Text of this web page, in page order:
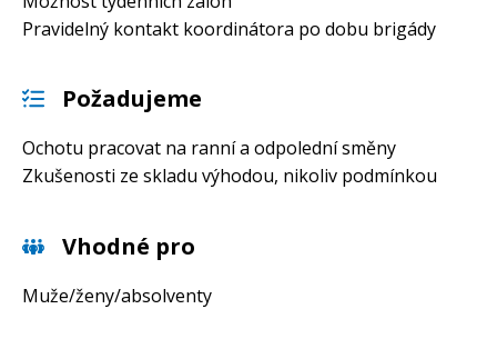
Pravidelný kontakt koordinátora po dobu brigády
Požadujeme
Ochotu pracovat na ranní a odpolední směny
Zkušenosti ze skladu výhodou, nikoliv podmínkou
Vhodné pro
Muže/ženy/absolventy